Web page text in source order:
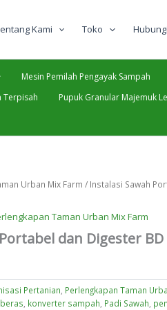
Kami Toko
Mesin Pemilah Pengayak Sampah
Terpisah
Pupuk Granular Majemuk
Urban Mix Farm / Instalasi Sawah
Taman Urban Mix Farm
dan Digester BD
Pertanian Perlengkapan Taman
beras konverter sampah Padi Sawah